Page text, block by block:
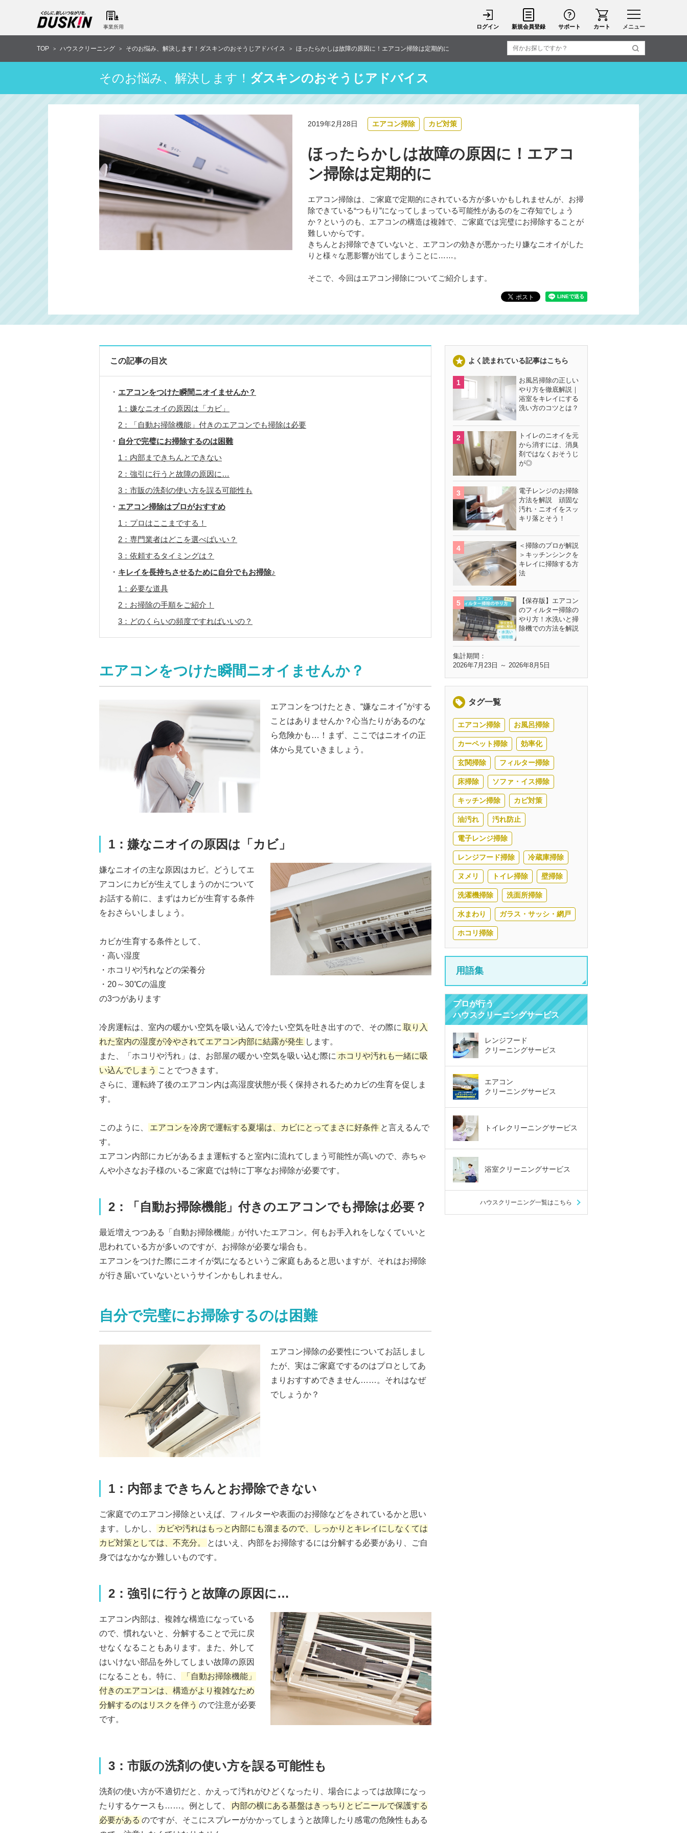
事業所用 メニュー
ログイン 新規会員登録 サポート カート
TOP > ハウスクリーニング > そのお悩み、解決します！ダスキンのおそうじアドバイス > ほったらかしは故障の原因に！エアコン掃除は定期的に
そのお悩み、解決します！ ダスキンのおそうじアドバイス
2019年2月28日 エアコン掃除 カビ対策
ほったらかしは故障の原因に！エアコ
ン掃除は定期的に
エアコン掃除は、ご家庭で定期的にされている方が多いかもしれませんが、お掃
除できている“つもり”になってしまっている可能性があるのをご存知でしょう
か？というのも、エアコンの構造は複雑で、ご家庭では完璧にお掃除することが
難しいからです。
きちんとお掃除できていないと、エアコンの効きが悪かったり嫌なニオイがした
りと様々な悪影響が出てしまうことに……。
そこで、今回はエアコン掃除についてご紹介します。
この記事の目次
エアコンをつけた瞬間ニオイませんか？
1：嫌なニオイの原因は「カビ」
2：「自動お掃除機能」付きのエアコンでも掃除は必要
自分で完璧にお掃除するのは困難
1：内部まできちんとできない
2：強引に行うと故障の原因に…
3：市販の洗剤の使い方を誤る可能性も
エアコン掃除はプロがおすすめ
1：プロはここまでする！
2：専門業者はどこを選べばいい？
3：依頼するタイミングは？
キレイを長持ちさせるために自分でもお掃除♪
1：必要な道具
2：お掃除の手順をご紹介！
3：どのくらいの頻度ですればいいの？
エアコンをつけた瞬間ニオイませんか？
エアコンをつけたとき、“嫌なニオイ”がする
ことはありませんか？心当たりがあるのな
ら危険かも…！まず、ここではニオイの正
体から見ていきましょう。
1：嫌なニオイの原因は「カビ」
嫌なニオイの主な原因はカビ。どうしてエ
アコンにカビが生えてしまうのかについて
お話する前に、まずはカビが生育する条件
をおさらいしましょう。
カビが生育する条件として、
・高い湿度
・ホコリや汚れなどの栄養分
・20～30℃の温度
の3つがあります
冷房運転は、室内の暖かい空気を吸い込んで冷たい空気を吐き出すので、その際に 取り入
れた室内の湿度が冷やされてエアコン内部に結露が発生 します。
また、「ホコリや汚れ」は、お部屋の暖かい空気を吸い込む際に ホコリや汚れも一緒に吸
い込んでしまう ことでつきます。
さらに、運転終了後のエアコン内は高湿度状態が長く保持されるためカビの生育を促しま
す。
このように、 エアコンを冷房で運転する夏場は、カビにとってまさに好条件 と言えるんで
す。
エアコン内部にカビがあるまま運転すると室内に流れてしまう可能性が高いので、赤ちゃ
んや小さなお子様のいるご家庭では特に丁寧なお掃除が必要です。
2：「自動お掃除機能」付きのエアコンでも掃除は必要？
最近増えつつある「自動お掃除機能」が付いたエアコン。何もお手入れをしなくていいと
思われている方が多いのですが、お掃除が必要な場合も。
エアコンをつけた際にニオイが気になるというご家庭もあると思いますが、それはお掃除
が行き届いていないというサインかもしれません。
自分で完璧にお掃除するのは困難
エアコン掃除の必要性についてお話しまし
たが、実はご家庭でするのはプロとしてあ
まりおすすめできません……。それはなぜ
でしょうか？
1：内部まできちんとお掃除できない
ご家庭でのエアコン掃除といえば、フィルターや表面のお掃除などをされているかと思い
ます。しかし、
カビや汚れはもっと内部にも溜まるので、しっかりとキレイにしなくては
カビ対策としては、不充分。
とはいえ、内部をお掃除するには分解する必要があり、ご自
身ではなかなか難しいものです。
2：強引に行うと故障の原因に…
エアコン内部は、複雑な構造になっている
ので、慣れないと、分解することで元に戻
せなくなることもあります。また、外して
はいけない部品を外してしまい故障の原因
になることも。特に、
「自動お掃除機能」
付きのエアコンは、構造がより複雑なため
分解するのはリスクを伴う ので注意が必要
です。
3：市販の洗剤の使い方を誤る可能性も
洗剤の使い方が不適切だと、かえって汚れがひどくなったり、場合によっては故障になっ
たりするケースも……。例として、
内部の横にある基盤はきっちりとビニールで保護する
必要がある のですが、そこにスプレーがかかってしまうと故障したり感電の危険性もある
よく読まれている記事はこちら
お風呂掃除の正しい
やり方を徹底解説｜
浴室をキレイにする
洗い方のコツとは？
トイレのニオイを元
から消すには、消臭
剤ではなくおそうじ
が◎
電子レンジのお掃除
方法を解説 頑固な
汚れ・ニオイをスッ
キリ落とそう！
＜掃除のプロが解説
＞キッチンシンクを
キレイに掃除する方
法
【保存版】エアコン
のフィルター掃除の
やり方！水洗いと掃
除機での方法を解説
集計期間：
2026年7月23日 ～ 2026年8月5日
タグ一覧
エアコン掃除 お風呂掃除
カーペット掃除 効率化
玄関掃除 フィルター掃除
床掃除 ソファ・イス掃除
キッチン掃除 カビ対策
油汚れ 汚れ防止
電子レンジ掃除
レンジフード掃除 冷蔵庫掃除
ヌメリ トイレ掃除 壁掃除
洗濯機掃除 洗面所掃除
水まわり ガラス・サッシ・網戸
ホコリ掃除
用語集
プロが行う
ハウスクリーニングサービス
レンジフード
クリーニングサービス
エアコン
クリーニングサービス
トイレクリーニングサービス
浴室クリーニングサービス
ハウスクリーニング一覧はこちら